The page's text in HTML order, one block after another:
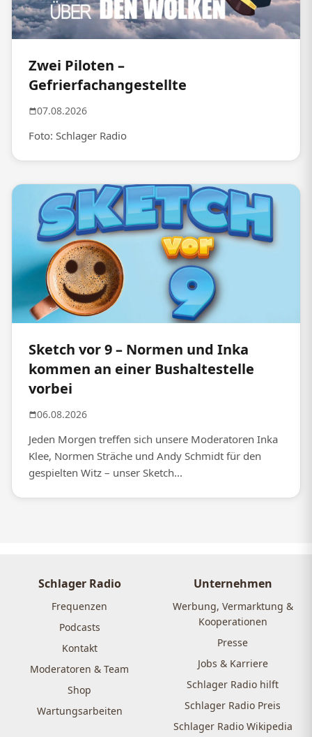
Zwei Piloten –
Gefrierfachangestellte
07.08.2026
Foto: Schlager Radio
Sketch vor 9 – Normen und Inka
kommen an einer Bushaltestelle
vorbei
06.08.2026
Jeden Morgen treffen sich unsere Moderatoren Inka
Klee, Normen Sträche und Andy Schmidt für den
gespielten Witz – unser Sketch...
Schlager Radio
Frequenzen
Podcasts
Kontakt
Moderatoren & Team
Shop
Wartungsarbeiten
Unternehmen
Werbung, Vermarktung &
Kooperationen
Presse
Jobs & Karriere
Schlager Radio hilft
Schlager Radio Preis
Schlager Radio Wikipedia